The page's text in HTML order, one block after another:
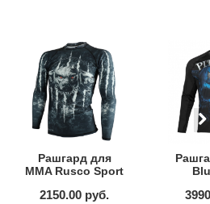
Рашгард для
MMA Rusco Sport
детский
2150.00 руб.